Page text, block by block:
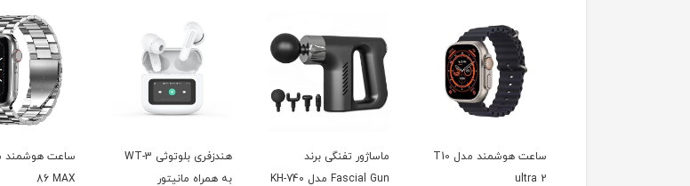
ساعت هوشمند مدل T10
ultra 2
ماساژور تفنگی برند
Fascial Gun مدل KH-740
هندزفری بلوتوثی WT-3
به همراه مانیتور
86 MAX